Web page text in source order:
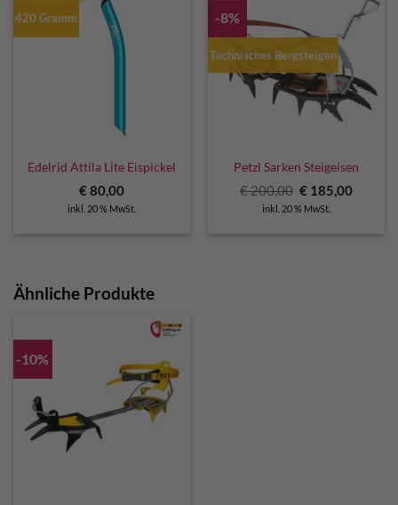
420 Gramm
Edelrid Attila Lite Eispickel
€80,00
inkl. 20 % MwSt.
-8%
Technisches Bergsteigen
Petzl Sarken Steigeisen
€200,00 Ursprünglicher
Preis
war:
€ 185,00
inkl. 20 % MwSt.
Ähnliche Produkte
-10%